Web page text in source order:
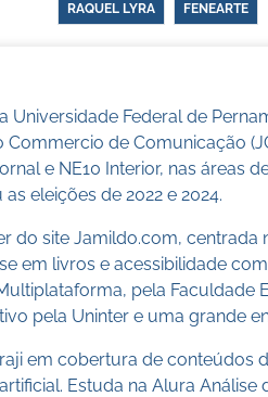
RAQUEL LYRA FENEARTE
Universidade Federal de
Commercio de Comunicação
e NE10 Interior, nas áreas
eleições de 2022 e 2024.
do site Jamildo.com, centrada
em livros e acessibilidade
pela Faculdade
pela Uninter e uma grande
em cobertura de conteúdos
Estuda na Alura Análise